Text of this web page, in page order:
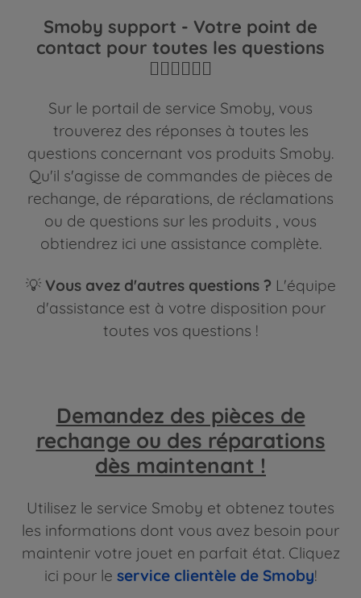
Smoby support - Votre point de
contact pour toutes les questions
🙋🏼‍♀️🧏🏼‍♂️
Sur le portail de service Smoby, vous
trouverez des réponses à toutes les
questions concernant vos produits Smoby.
Qu'il s'agisse de commandes de pièces de
rechange, de réparations, de réclamations
ou de questions sur les produits , vous
obtiendrez ici une assistance complète.
💡 Vous avez d'autres questions ? L'équipe
d'assistance est à votre disposition pour
toutes vos questions !
Demandez des pièces de
rechange ou des réparations
dès maintenant !
Utilisez le service Smoby et obtenez toutes
les informations dont vous avez besoin pour
maintenir votre jouet en parfait état. Cliquez
ici pour le service clientèle de Smoby!